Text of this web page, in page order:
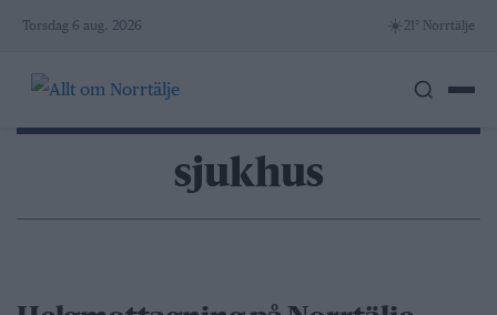
Skip
content
Torsdag 6 aug. 2026 ☀️21° Norrtälje
sjukhus